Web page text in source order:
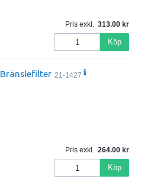
Pris exkl. 313.00
Köp
Bränslefilter 21-1427
Pris exkl. 264.00
Köp